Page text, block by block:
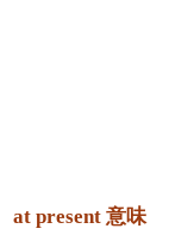
at present 意味